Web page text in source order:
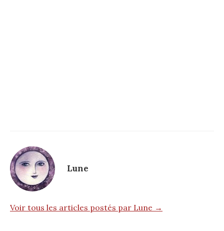
Lune
Voir tous les articles postés par Lune →